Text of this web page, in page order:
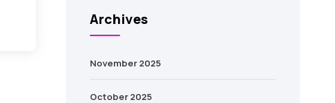
Archives
November 2025
October 2025